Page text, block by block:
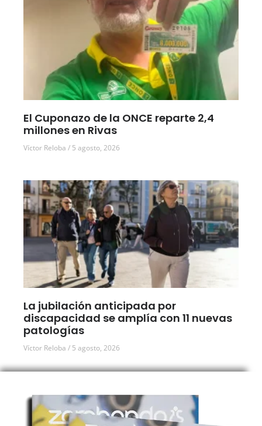
El Cuponazo de la ONCE reparte 2,4
millones en Rivas
Víctor Reloba 5 agosto, 2026
La jubilación anticipada por
discapacidad se amplía con 11 nuevas
patologías
Víctor Reloba 5 agosto, 2026